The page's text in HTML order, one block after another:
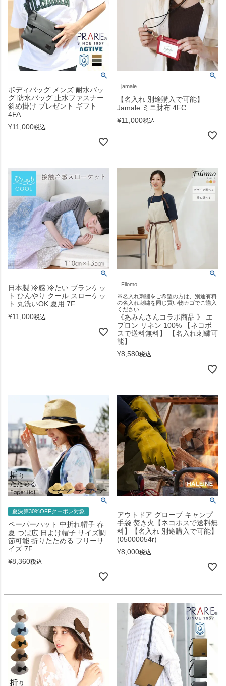
ボディバッグ メンズ 耐水バッ
グ 防水バッグ 止水ファスナー
斜め掛け プレゼント ギフト
4FA
¥11,000税込
jamale
【名入れ 別途購入で可能】
Jamale ミニ財布 4FC
¥11,000税込
日本製 冷感 冷たい ブランケッ
ト ひんやり クール スローケッ
ト 丸洗いOK 夏用 7F
¥11,000税込
Filomo
※名入れ刺繍をご希望の方は、別途有料
の名入れ刺繍を同じ買い物カゴでご購入
ください
《あみんさんコラボ商品 》 エ
プロン リネン 100% 【ネコポ
スで送料無料】 【名入れ刺繍可
能】
¥8,580税込
夏決算30%OFFクーポン対象
ペーパーハット 中折れ帽子 春
夏 つば広 日よけ帽子 サイズ調
節可能 折りたためる フリーサ
イズ 7F
¥8,360税込
アウトドア グローブ キャンプ
手袋 焚き火【ネコポスで送料無
料】【名入れ 別途購入で可能】
(05000054r)
¥8,000税込